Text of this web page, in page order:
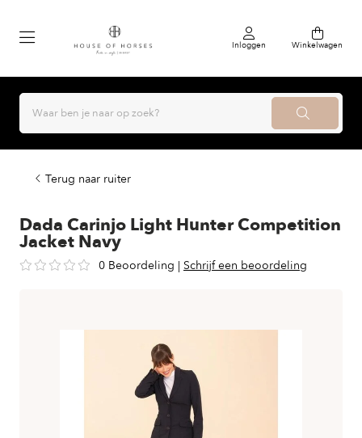
Inloggen Winkelwagen
Terug naar ruiter
Dada Carinjo Light Hunter Competition
Jacket Navy
0 Beoordeling | Schrijf een beoordeling